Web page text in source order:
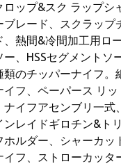
ロップ&スク ラップ
ブレード、スクラップ
、熱間&冷間加工用ロ
ー、HSSセグメントソ
類のチッパーナイフ
イフ、ペーパース リ
ナイフアセンブリ一式
ンレイドギロチン&ト
ホルダー、シャーカ
イフ、ストローカッ